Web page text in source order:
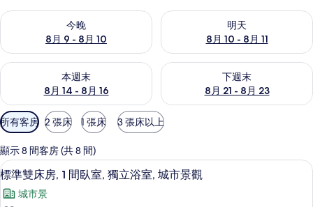
今晚
8月 9 - 8月 10
查看今晚 (8月 9 - 8月 10) 的供應情況
明天
8月 10 - 8月 11
查看明天 (8月 10 - 8月 11) 的
本週末
8月 14 - 8月 16
查看本週末 (8月 14 - 8月 16) 的供應情況
下週末
8月 21 - 8月 23
查看下週末 (8月 21 - 8月 23)
可
用
的
客
房
篩
所有客房 2 張床 1 張床 3 張床以上
顯示 8 間客房 (共 8 間)
顯
示
標準雙床房, 1 間臥室, 獨立浴室, 城市
6
標準雙床房, 1 間臥室, 獨立浴室, 城市景觀
城市景